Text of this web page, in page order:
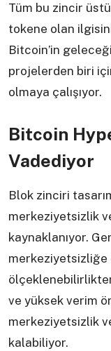
Tüm bu zincir
tokene olan
Bitcoin’in
projelerden biri
olmaya çalışıyor.
Bitcoin
Vadediyor
Blok zinciri
merkeziyetsizlik
kaynaklanıyor.
ve yüksek verim
merkeziyetsizlik
kalabiliyor.